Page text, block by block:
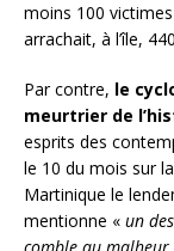
moins 100
arrachait, à l’île,
Par contre, le
meurtrier de
esprits des
le 10 du mois sur
Martinique le
mentionne « un